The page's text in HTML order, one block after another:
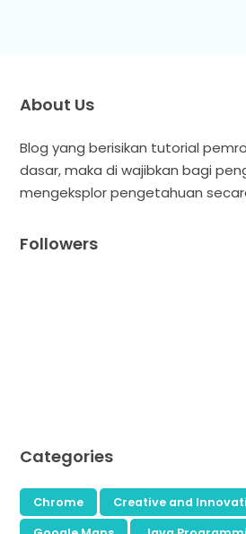
About Us
Blog yang berisikan tutorial
dasar, maka di wajibkan bagi
mengeksplor pengetahuan
Followers
Categories
Chrome Creative and